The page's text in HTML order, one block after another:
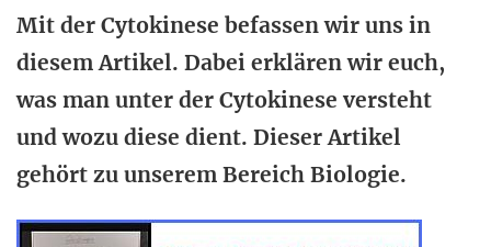
Mit der Cytokinese befassen wir uns in
diesem Artikel. Dabei erklären wir euch,
was man unter der Cytokinese versteht
und wozu diese dient. Dieser Artikel
gehört zu unserem Bereich Biologie.